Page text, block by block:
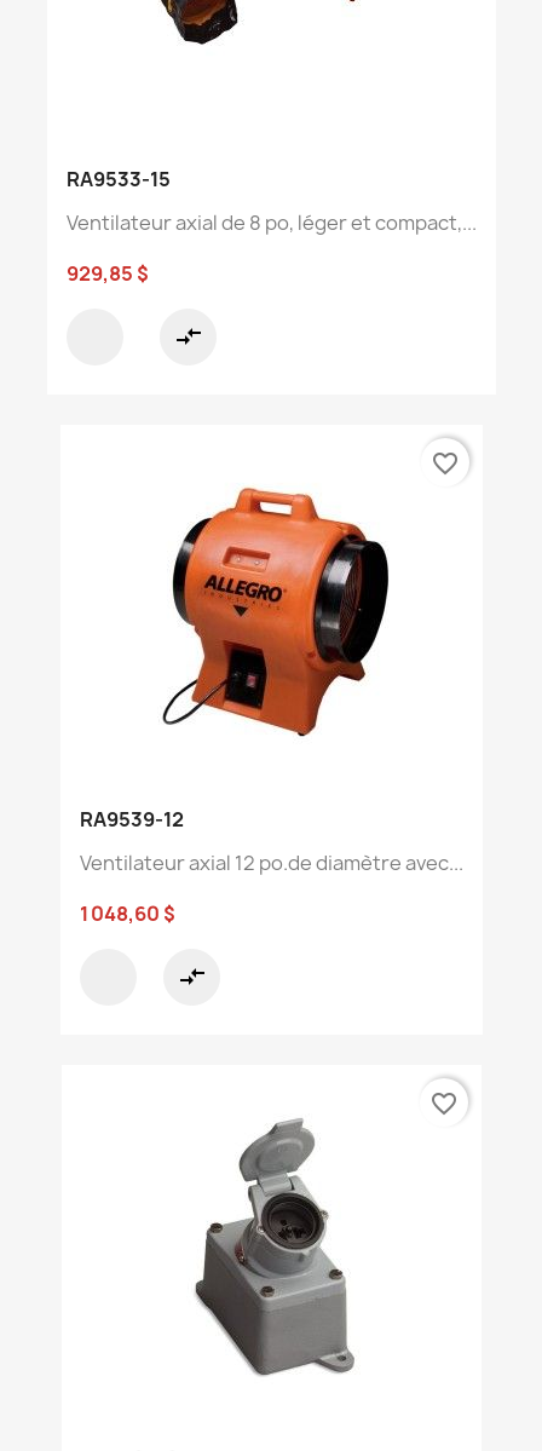
RA9533-15
Ventilateur axial de 8 po, léger et compact,...
929,85 $
compare_arrows
RA9539-12
Ventilateur axial 12 po.de diamètre avec...
1 048,60 $
compare_arrows
favorite_border
favorite_border